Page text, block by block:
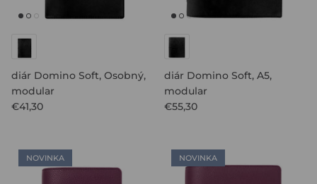
diár Domino Soft, Osobný,
modular
€41,30
diár Domino Soft, A5,
modular
€55,30
NOVINKA NOVINKA